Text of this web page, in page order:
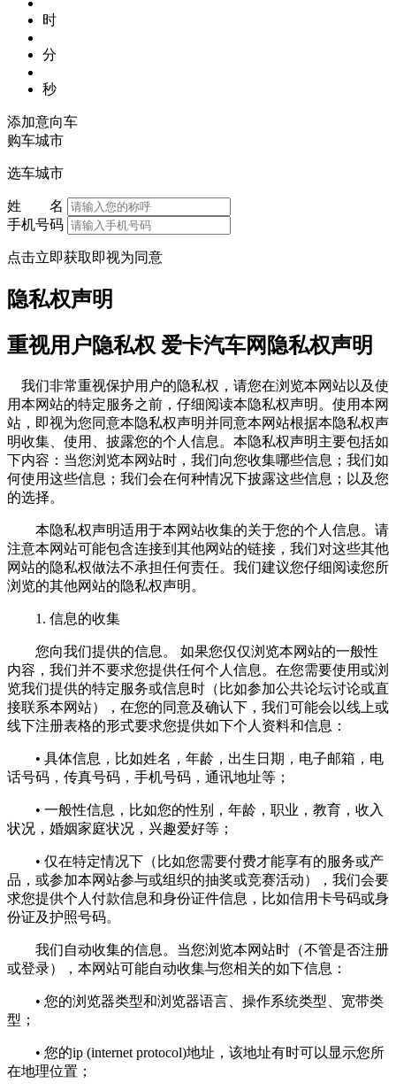
时
分
秒
添加意向车
购车城市
选车城市
姓 名
手机号码
点击立即获取即视为同意
隐私权声明
重视用户隐私权 爱卡汽车网隐私权声明
我们非常重视保护用户的隐私权，请您在浏览本网站以及使
用本网站的特定服务之前，仔细阅读本隐私权声明。使用本网
站，即视为您同意本隐私权声明并同意本网站根据本隐私权声
明收集、使用、披露您的个人信息。本隐私权声明主要包括如
下内容：当您浏览本网站时，我们向您收集哪些信息；我们如
何使用这些信息；我们会在何种情况下披露这些信息；以及您
的选择。
本隐私权声明适用于本网站收集的关于您的个人信息。请
注意本网站可能包含连接到其他网站的链接，我们对这些其他
网站的隐私权做法不承担任何责任。我们建议您仔细阅读您所
浏览的其他网站的隐私权声明。
1. 信息的收集
您向我们提供的信息。 如果您仅仅浏览本网站的一般性
内容，我们并不要求您提供任何个人信息。在您需要使用或浏
览我们提供的特定服务或信息时（比如参加公共论坛讨论或直
接联系本网站），在您的同意及确认下，我们可能会以线上或
线下注册表格的形式要求您提供如下个人资料和信息：
• 具体信息，比如姓名，年龄，出生日期，电子邮箱，电
话号码，传真号码，手机号码，通讯地址等；
• 一般性信息，比如您的性别，年龄，职业，教育，收入
状况，婚姻家庭状况，兴趣爱好等；
• 仅在特定情况下（比如您需要付费才能享有的服务或产
品，或参加本网站参与或组织的抽奖或竞赛活动），我们会要
求您提供个人付款信息和身份证件信息，比如信用卡号码或身
份证及护照号码。
我们自动收集的信息。当您浏览本网站时（不管是否注册
或登录），本网站可能自动收集与您相关的如下信息：
• 您的浏览器类型和浏览器语言、操作系统类型、宽带类
型；
• 您的ip (internet protocol)地址，该地址有时可以显示您所
在地理位置；